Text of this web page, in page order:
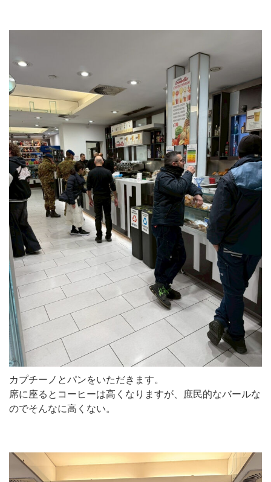
カプチーノとパンをいただきます。
席に座るとコーヒーは高くなりますが、庶民的なバールな
のでそんなに高くない。